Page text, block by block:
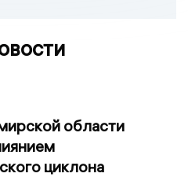
области
циклона